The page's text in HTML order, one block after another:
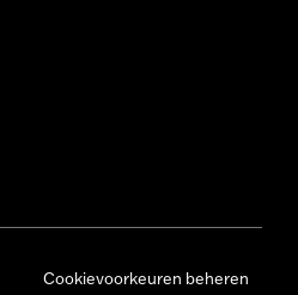
Cookievoorkeuren beheren